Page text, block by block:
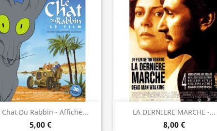
Chat Du Rabbin - Affiche...
5,00 €
 Aperçu rapide LA DERNIERE MARCHE -...
8,00 €
Aperçu rapide